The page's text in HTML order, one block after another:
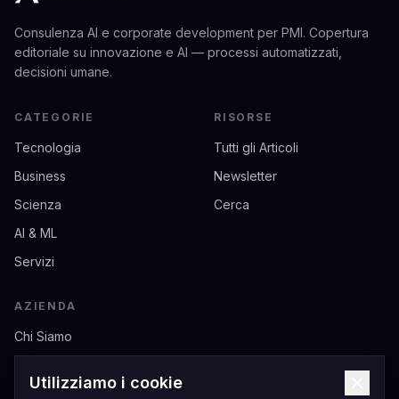
Consulenza AI e corporate development per PMI. Copertura
editoriale su innovazione e AI — processi automatizzati,
decisioni umane.
CATEGORIE
Tecnologia
Business
Scienza
AI & ML
Servizi
RISORSE
Tutti gli Articoli
Newsletter
Cerca
AZIENDA
Chi Siamo
Privacy
Utilizziamo i cookie